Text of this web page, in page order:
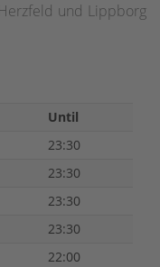
und Lippborg
Until
23:30
23:30
23:30
23:30
22:00